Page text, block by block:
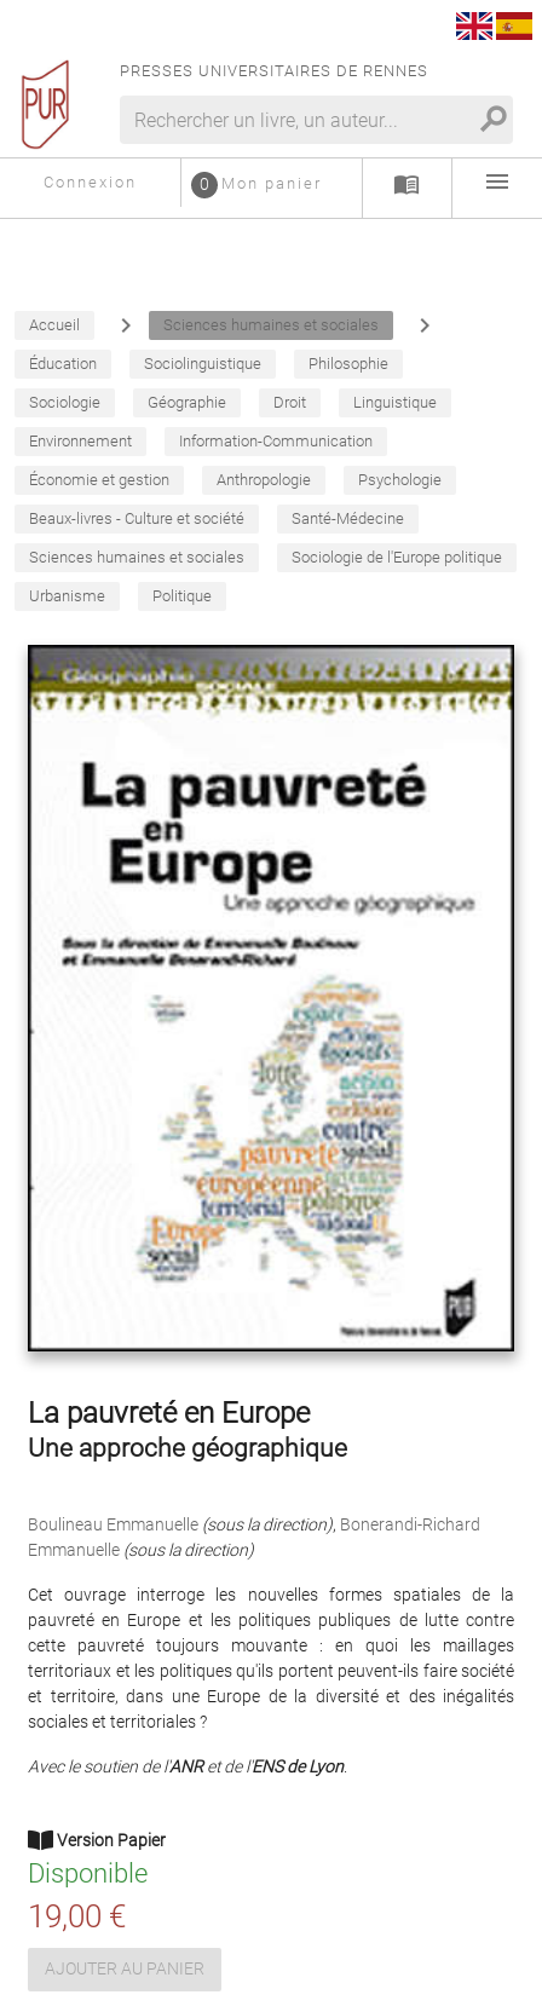
PRESSES UNIVERSITAIRES DE RENNES
search
Connexion Mon panier
0 menu_book menu
Accueil navigate_next Sciences humaines et sociales navigate_next
Éducation Sociolinguistique Philosophie
Sociologie Géographie Droit Linguistique
Environnement Information-Communication
Économie et gestion Anthropologie Psychologie
Beaux-livres - Culture et société Santé-Médecine
Sciences humaines et sociales Sociologie de l'Europe politique
Urbanisme Politique
La pauvreté en Europe
Une approche géographique
Boulineau Emmanuelle (sous la direction), Bonerandi-Richard
Emmanuelle (sous la direction)
Cet ouvrage interroge les nouvelles formes spatiales de la
pauvreté en Europe et les politiques publiques de lutte contre
cette pauvreté toujours mouvante : en quoi les maillages
territoriaux et les politiques qu'ils portent peuvent-ils faire société
et territoire, dans une Europe de la diversité et des inégalités
sociales et territoriales ?
Avec le soutien de l'ANRet de l'ENS de Lyon.
Version Papier
Disponible
19,00 €
AJOUTER AU PANIER